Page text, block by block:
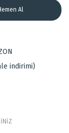
Al
indirimi)